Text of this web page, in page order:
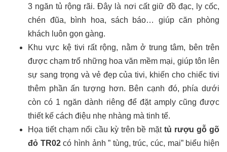
3 ngăn tủ rộng rãi. Đây là nơi cất giữ đồ đạc, ly cốc,
chén đũa, bình hoa, sách báo… giúp căn phòng
khách luôn gọn gàng.
Khu vực kệ tivi rất rộng, nằm ở trung tâm, bên trên
được chạm trổ những hoa văn mềm mại, giúp tôn lên
sự sang trọng và vẻ đẹp của tivi, khiến cho chiếc tivi
thêm phần ấn tượng hơn. Bên cạnh đó, phía dưới
còn có 1 ngăn dành riêng để đặt amply cũng được
thiết kế cách điệu nhẹ nhàng mà tinh tế.
Họa tiết chạm nổi cầu kỳ trên bề mặttủ rượu gỗ gõ
đỏ TR02có hình ảnh ” tùng, trúc, cúc, mai” biểu hiện